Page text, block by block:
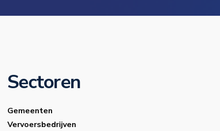
Sectoren
Gemeenten
Vervoersbedrijven